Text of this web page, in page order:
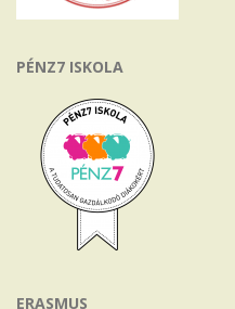
PÉNZ7 ISKOLA
ERASMUS